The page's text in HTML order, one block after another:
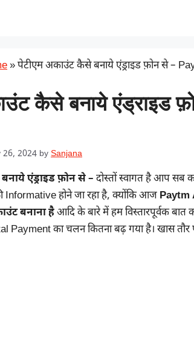
»पेटीएम अकाउंट कैसे बनाये एंड्राइड फ़ोन से –
कैसे बनाये एंड्राइड
26, 2024 by Sanjana
एंड्राइड फ़ोन से – दोस्तों स्वागत है आप सब
Informative होने जा रहा है, क्योंकि आज Paytm
बनाना हैआदि के बारे में हम विस्तारपूर्वक बात
का चलन कितना बढ़ गया है। खास तौर